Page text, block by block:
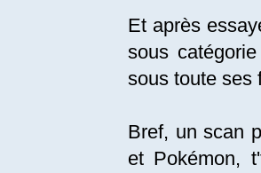
Et après
sous
sous toute ses
Bref, un scan
et Pokémon,